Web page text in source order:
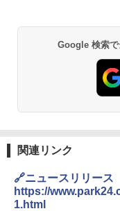
球
￥
￥
￥
ト
人
易
テ
コ
￥
付
関
Google 検索で
関連リンク
🔗ニュースリリース
https://
1.html